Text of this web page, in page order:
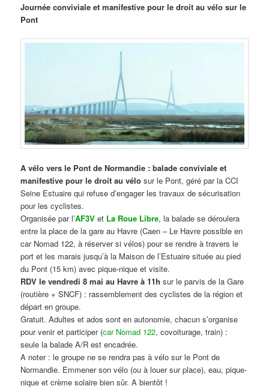
Journée conviviale et manifestive pour le droit au vélo sur le
Pont
A vélo vers le Pont de Normandie : balade conviviale et
manifestive pour le droit au vélo sur le Pont, géré par la CCI
Seine Estuaire qui refuse d’engager les travaux de sécurisation
pour les cyclistes.
Organisée par l’AF3V et La Roue Libre, la balade se déroulera
entre la place de la gare au Havre (Caen – Le Havre possible en
car Nomad 122, à réserver si vélos) pour se rendre à travers le
port et les marais jusqu’à la Maison de l’Estuaire située au pied
du Pont (15 km) avec pique-nique et visite.
RDV le vendredi 8 mai au Havre à 11h sur le parvis de la Gare
(routière + SNCF) : rassemblement des cyclistes de la région et
départ en groupe.
Gratuit. Adultes et ados sont en autonomie, chacun s’organise
pour venir et participer (car Nomad 122, covoiturage, train) :
seule la balade A/R est encadrée.
A noter : le groupe ne se rendra pas à vélo sur le Pont de
Normandie. Emmener son vélo (ou à louer sur place), eau, pique-
nique et crème solaire bien sûr. A bientôt !